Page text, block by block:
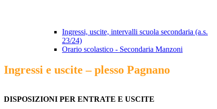
Ingressi, uscite, intervalli scuola secondaria (a.s.
23/24)
Orario scolastico - Secondaria Manzoni
Ingressi e uscite – plesso Pagnano
DISPOSIZIONI PER ENTRATE E USCITE